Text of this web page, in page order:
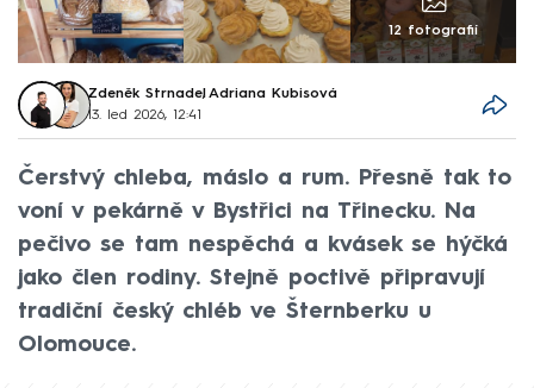
12 fotografií
Zdeněk Strnadel, Adriana Kubisová
13. led 2026, 12:41
Čerstvý chleba, máslo a rum. Přesně tak to
voní v pekárně v Bystřici na Třinecku. Na
pečivo se tam nespěchá a kvásek se hýčká
jako člen rodiny. Stejně poctivě připravují
tradiční český chléb ve Šternberku u
Olomouce.